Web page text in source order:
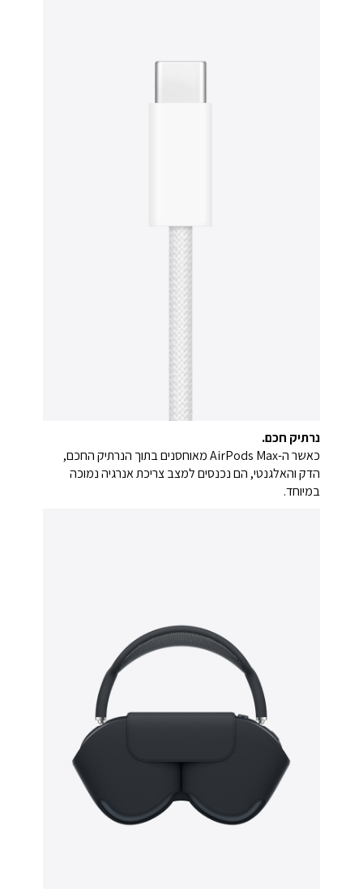
נרתיק חכם.
כאשר ה-AirPods Max מאוחסנים בתוך הנרתיק החכם,
הדק והאלגנטי, הם נכנסים למצב צריכת אנרגיה נמוכה
במיוחד.